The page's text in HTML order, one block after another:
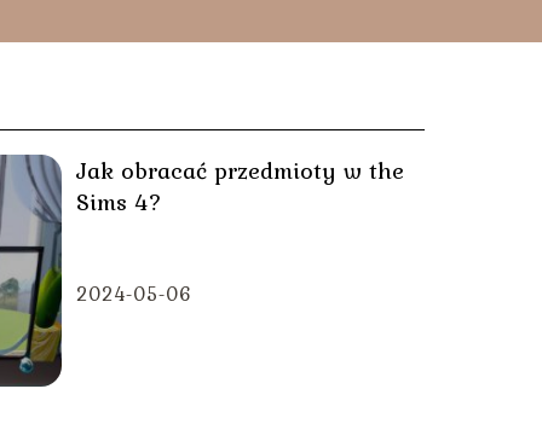
Jak obracać przedmioty w the
Sims 4?
2024-05-06